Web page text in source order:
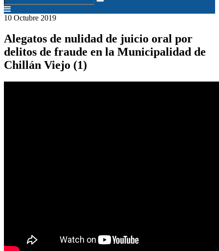
10 Octubre 2019
Alegatos de nulidad de juicio oral por
delitos de fraude en la Municipalidad de
Chillán Viejo (1)